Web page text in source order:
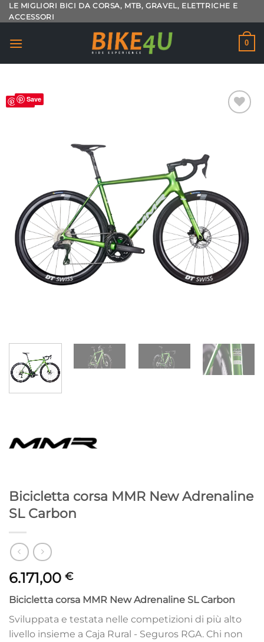
Salta
ai
LE MIGLIORI BICI DA CORSA, MTB, GRAVEL, ELETTRICHE E
ACCESSORI
0
Save
Bicicletta corsa MMR New Adrenaline
SL Carbon
6.171,00 €
Bicicletta corsa MMR New Adrenaline SL Carbon
Sviluppata e testata nelle competizioni di più alto
livello insieme a Caja Rural - Seguros RGA. Chi non
Save